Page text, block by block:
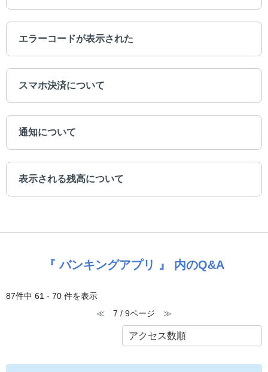
エラーコードが表示された
スマホ決済について
通知について
表示される残高について
『 バンキングアプリ 』 内のQ&A
87件中 61 - 70 件を表示
≪
7 / 9ページ ≫